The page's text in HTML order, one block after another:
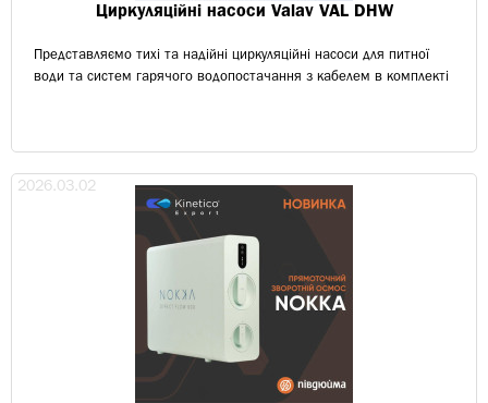
Циркуляційні насоси Valav VAL DHW
Представляємо тихі та надійні циркуляційні насоси для питної
води та систем гарячого водопостачання з кабелем в комплекті
2026.03.02